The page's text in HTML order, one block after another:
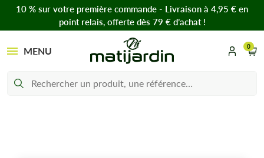
10 % sur votre première commande - Livraison à 4,95 € en
point relais, offerte dès 79 € d’achat !
MENU 0